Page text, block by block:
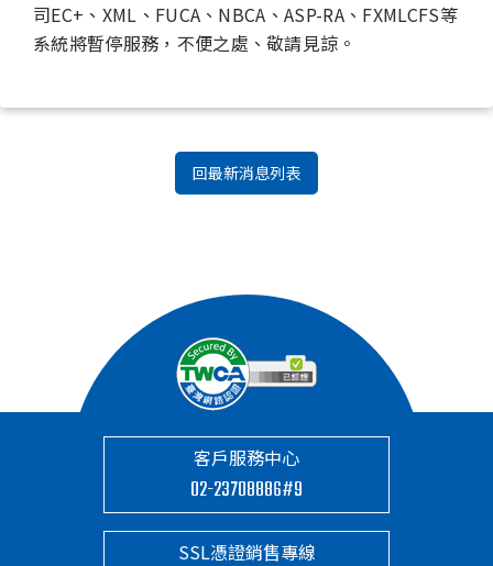
司EC+、XML、FUCA、NBCA、ASP-RA、FXMLCFS等
系統將暫停服務，不便之處、敬請見諒。
回最新消息列表
客戶服務中心
02-23708886#9
SSL憑證銷售專線